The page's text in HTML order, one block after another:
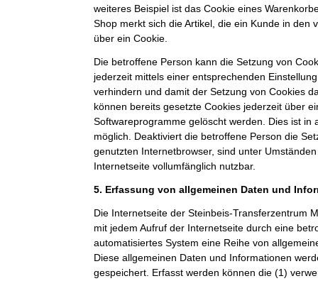
weiteres Beispiel ist das Cookie eines
Shop merkt sich die Artikel, die ein Kunde in den
über ein Cookie.
Die betroffene Person kann die Setzung von
jederzeit mittels einer entsprechenden
verhindern und damit der Setzung von Cookies
können bereits gesetzte Cookies jederzeit über
Softwareprogramme gelöscht werden. Dies ist in
möglich. Deaktiviert die betroffene Person die
genutzten Internetbrowser, sind unter
Internetseite vollumfänglich nutzbar.
5. Erfassung von allgemeinen Daten und
Die Internetseite der Steinbeis-Transferzentrum
mit jedem Aufruf der Internetseite durch eine
automatisiertes System eine Reihe von
Diese allgemeinen Daten und Informationen
gespeichert. Erfasst werden können die (1)